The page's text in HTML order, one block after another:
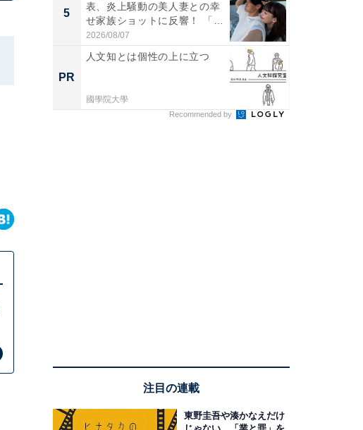
5
表、炎上騒動の美人妻との幸
せ家族ショットに反響！ 「最
高...
2026/08/07
PR
人文知とは個性の上に立つ
國學院大學
Recommended by
注目の連載
東野圭吾や湊かなえだけ